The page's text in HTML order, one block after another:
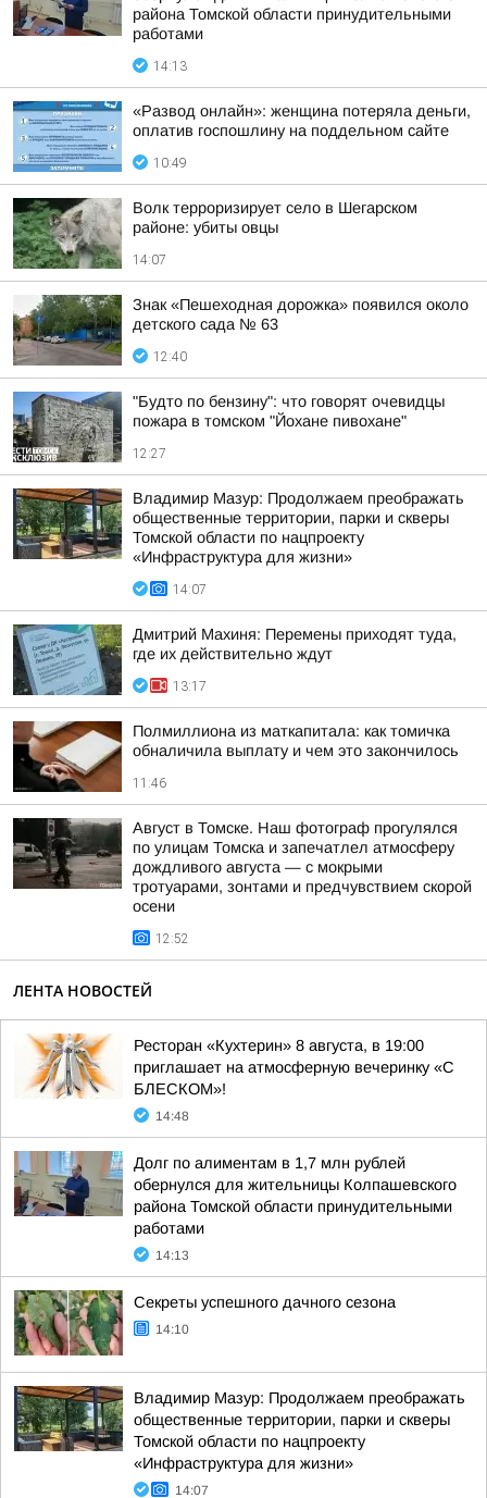
района Томской области принудительными
работами
14:13
«Развод онлайн»: женщина потеряла деньги,
оплатив госпошлину на поддельном сайте
10:49
Волк терроризирует село в Шегарском
районе: убиты овцы
14:07
Знак «Пешеходная дорожка» появился около
детского сада № 63
12:40
"Будто по бензину": что говорят очевидцы
пожара в томском "Йохане пивохане"
12:27
Владимир Мазур: Продолжаем преображать
общественные территории, парки и скверы
Томской области по нацпроекту
«Инфраструктура для жизни»
14:07
Дмитрий Махиня: Перемены приходят туда,
где их действительно ждут
13:17
Полмиллиона из маткапитала: как томичка
обналичила выплату и чем это закончилось
11:46
Август в Томске. Наш фотограф прогулялся
по улицам Томска и запечатлел атмосферу
дождливого августа — с мокрыми
тротуарами, зонтами и предчувствием скорой
осени
12:52
ЛЕНТА НОВОСТЕЙ
Ресторан «Кухтерин» 8 августа, в 19:00
приглашает на атмосферную вечеринку «С
БЛЕСКОМ»!
14:48
Долг по алиментам в 1,7 млн рублей
обернулся для жительницы Колпашевского
района Томской области принудительными
работами
14:13
Секреты успешного дачного сезона
14:10
Владимир Мазур: Продолжаем преображать
общественные территории, парки и скверы
Томской области по нацпроекту
«Инфраструктура для жизни»
14:07